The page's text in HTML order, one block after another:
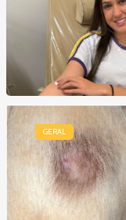
GERAL